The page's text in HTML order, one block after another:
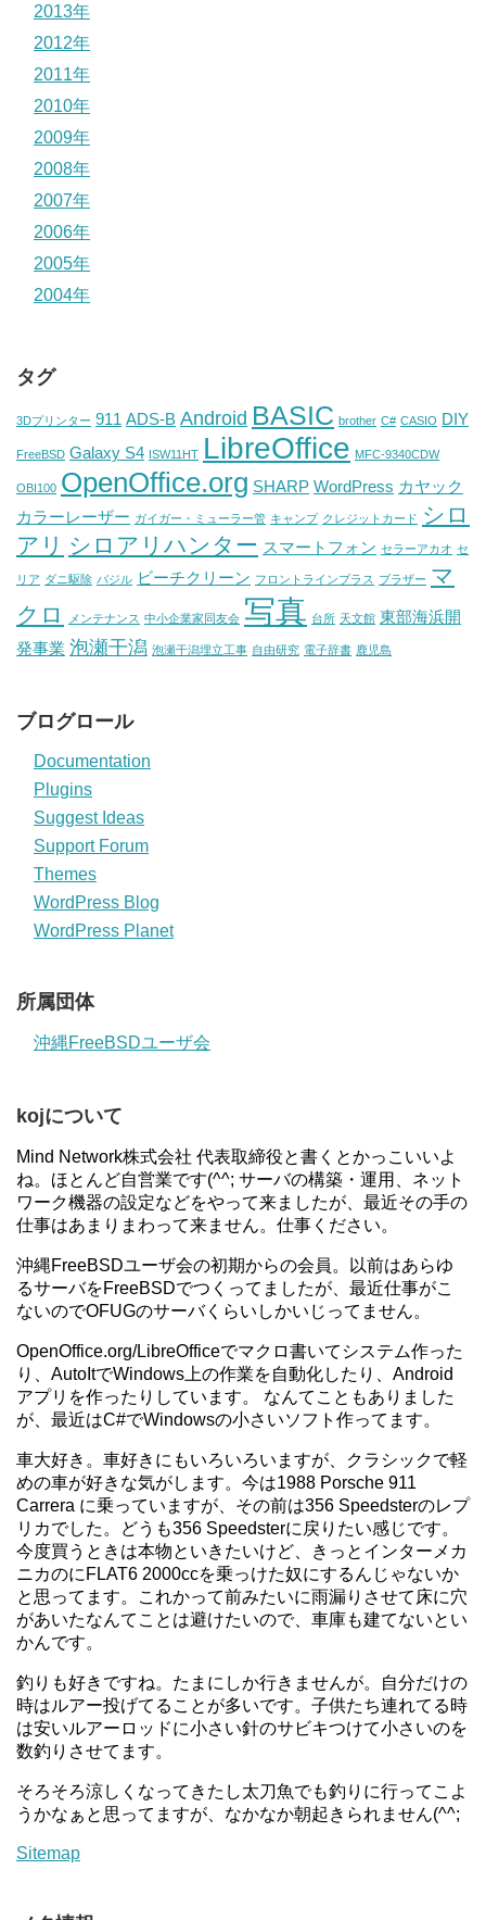
2013年
2012年
2011年
2010年
2009年
2008年
2007年
2006年
2005年
2004年
タグ
3Dプリンター 911 ADS-B Android BASIC brother C# CASIO DIY
FreeBSD Galaxy S4 ISW11HT LibreOffice MFC-9340CDW
OBI100 OpenOffice.org SHARP WordPress カヤック
カラーレーザー ガイガー・ミューラー管 キャンプ クレジットカード シロ
アリ シロアリハンター スマートフォン セラーアカオ セ
リア ダニ駆除 バジル ビーチクリーン フロントラインプラス ブラザー マ
クロ
メンテナンス 中小企業家同友会 写真 台所 天文館 東部海浜開
発事業 泡瀬干潟 泡瀬干潟埋立工事 自由研究 電子辞書 鹿児島
ブログロール
Documentation
Plugins
Suggest Ideas
Support Forum
Themes
WordPress Blog
WordPress Planet
所属団体
沖縄FreeBSDユーザ会
kojについて
Mind Network株式会社 代表取締役と書くとかっこいいよ
ね。ほとんど自営業です(^^; サーバの構築・運用、ネット
ワーク機器の設定などをやって来ましたが、最近その手の
仕事はあまりまわって来ません。仕事ください。
沖縄FreeBSDユーザ会の初期からの会員。以前はあらゆ
るサーバをFreeBSDでつくってましたが、最近仕事がこ
ないのでOFUGのサーバくらいしかいじってません。
OpenOffice.org/LibreOfficeでマクロ書いてシステム作った
り、AutoItでWindows上の作業を自動化したり、Android
アプリを作ったりしています。 なんてこともありました
が、最近はC#でWindowsの小さいソフト作ってます。
車大好き。車好きにもいろいろいますが、クラシックで軽
めの車が好きな気がします。今は1988 Porsche 911
Carrera に乗っていますが、その前は356 Speedsterのレプ
リカでした。どうも356 Speedsterに戻りたい感じです。
今度買うときは本物といきたいけど、きっとインターメカ
ニカのにFLAT6 2000ccを乗っけた奴にするんじゃないか
と思ってます。これかって前みたいに雨漏りさせて床に穴
があいたなんてことは避けたいので、車庫も建てないとい
かんです。
釣りも好きですね。たまにしか行きませんが。自分だけの
時はルアー投げてることが多いです。子供たち連れてる時
は安いルアーロッドに小さい針のサビキつけて小さいのを
数釣りさせてます。
そろそろ涼しくなってきたし太刀魚でも釣りに行ってこよ
うかなぁと思ってますが、なかなか朝起きられません(^^;
Sitemap